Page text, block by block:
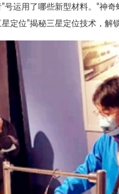
号运用了哪些新型材料。“神
定位”揭秘三星定位技术，解